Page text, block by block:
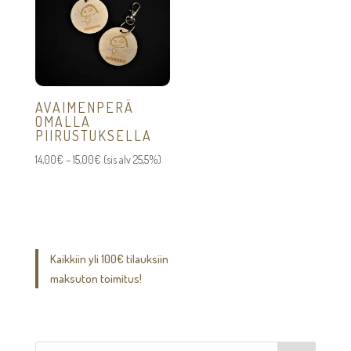
AVAIMENPERÄ
OMALLA
PIIRUSTUKSELLA
14,00€ –15,00€Hintaluokka:
(sis alv 25,5%)
Kaikkiin yli 100€ tilauksiin
maksuton toimitus!